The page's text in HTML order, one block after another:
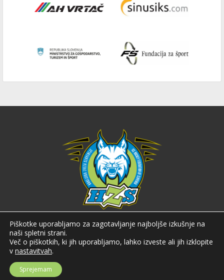
Hokejska zveza Slovenije
Hokejska zveza Slovenije (HZS) je krovna športna organizacija na področju
hokeja v Sloveniji. Organizira tekmovanja v različnih domačih in
mednarodnih hokejskih ligah in pokalih; pod njenim okriljem delujejo tudi
Piškotke uporabljamo za zagotavljanje najboljše izkušnje na
naši spletni strani.
Več o piškotkih, ki jih uporabljamo, lahko izveste ali jih izklopite
v nastavitvah.
Sprejemam